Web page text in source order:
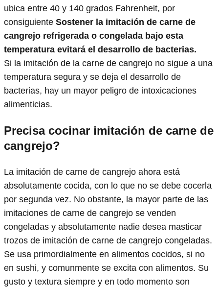
ubica entre 40 y 140 grados Fahrenheit, por
consiguiente Sostener la imitación de carne de
cangrejo refrigerada o congelada bajo esta
temperatura evitará el desarrollo de bacterias.
Si la imitación de la carne de cangrejo no sigue a una
temperatura segura y se deja el desarrollo de
bacterias, hay un mayor peligro de intoxicaciones
alimenticias.
Precisa cocinar imitación de carne de
cangrejo?
La imitación de carne de cangrejo ahora está
absolutamente cocida, con lo que no se debe cocerla
por segunda vez. No obstante, la mayor parte de las
imitaciones de carne de cangrejo se venden
congeladas y absolutamente nadie desea masticar
trozos de imitación de carne de cangrejo congeladas.
Se usa primordialmente en alimentos cocidos, si no
en sushi, y comunmente se excita con alimentos. Su
gusto y textura siempre y en todo momento son